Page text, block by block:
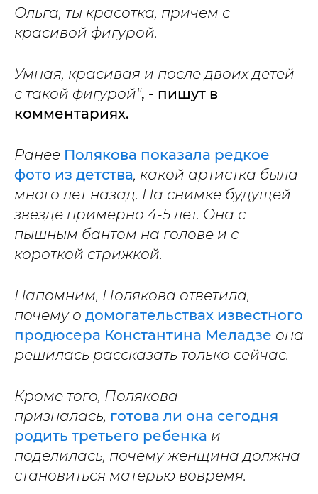
Ольга, ты красотка, причем с
красивой фигурой.
Умная, красивая и после двоих детей
с такой фигурой", - пишут в
комментариях.
Ранее Полякова показала редкое
фото из детства, какой артистка была
много лет назад. На снимке будущей
звезде примерно 4-5 лет. Она с
пышным бантом на голове и с
короткой стрижкой.
Напомним, Полякова ответила,
почему о домогательствах известного
продюсера Константина Меладзе она
решилась рассказать только сейчас.
Кроме того, Полякова
призналась, готова ли она сегодня
родить третьего ребенка и
поделилась, почему женщина должна
становиться матерью вовремя.